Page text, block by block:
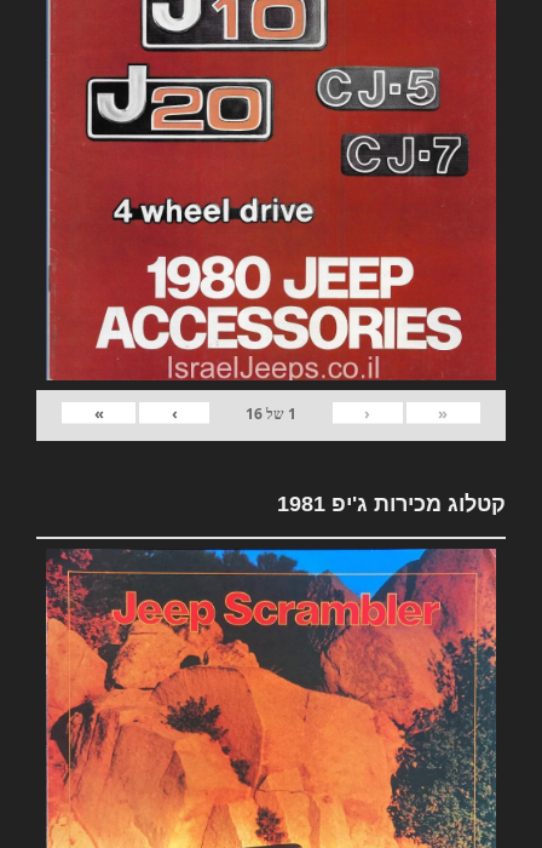
«
‹
1 של16
›
»
קטלוג מכירות ג'יפ 1981